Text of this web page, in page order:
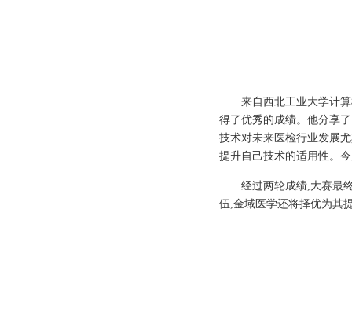
来自西北工业大学计
得了优秀的成绩。他分享
技术对未来医检行业发展
提升自己技术的适用性。
经过两轮成绩,大赛最
伍,金域医学还将择优为其